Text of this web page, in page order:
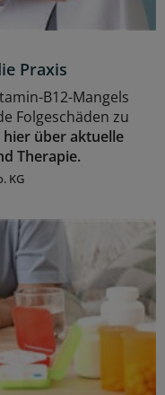
Praxis
B12-Mangels
Folgeschäden zu
über aktuelle
Therapie.
KG